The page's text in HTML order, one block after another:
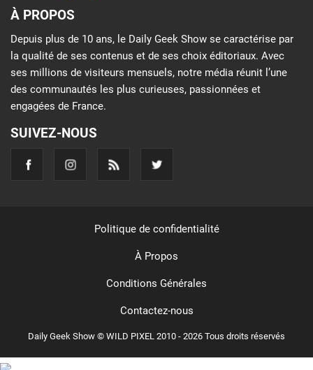
À PROPOS
Depuis plus de 10 ans, le Daily Geek Show se caractérise par
la qualité de ses contenus et de ses choix éditoriaux. Avec
ses millions de visiteurs mensuels, notre média réunit l’une
des communautés les plus curieuses, passionnées et
engagées de France.
SUIVEZ-NOUS
Daily Geek Show © WILD PIXEL 2010 - 2026 Tous droits réservés
Politique de confidentialité
À Propos
Conditions Générales
Contactez-nous